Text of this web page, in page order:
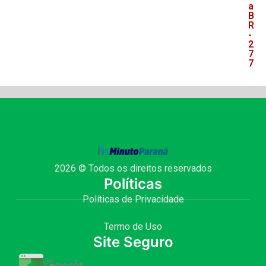
a
B
R
-
2
7
7
2026 © Todos os direitos reservados
Políticas
Políticas de Privacidade
Termo de Uso
Site Seguro